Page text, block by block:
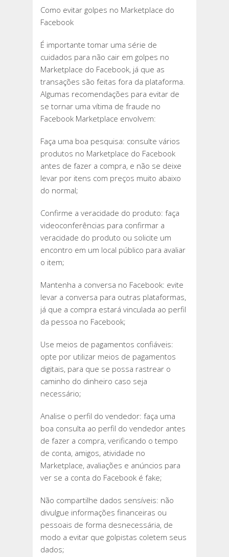
Como evitar golpes no Marketplace do
Facebook
É importante tomar uma série de
cuidados para não cair em golpes no
Marketplace do Facebook, já que as
transações são feitas fora da plataforma.
Algumas recomendações para evitar de
se tornar uma vítima de fraude no
Facebook Marketplace envolvem:
Faça uma boa pesquisa: consulte vários
produtos no Marketplace do Facebook
antes de fazer a compra, e não se deixe
levar por itens com preços muito abaixo
do normal;
Confirme a veracidade do produto: faça
videoconferências para confirmar a
veracidade do produto ou solicite um
encontro em um local público para avaliar
o item;
Mantenha a conversa no Facebook: evite
levar a conversa para outras plataformas,
já que a compra estará vinculada ao perfil
da pessoa no Facebook;
Use meios de pagamentos confiáveis:
opte por utilizar meios de pagamentos
digitais, para que se possa rastrear o
caminho do dinheiro caso seja
necessário;
Analise o perfil do vendedor: faça uma
boa consulta ao perfil do vendedor antes
de fazer a compra, verificando o tempo
de conta, amigos, atividade no
Marketplace, avaliações e anúncios para
ver se a conta do Facebook é fake;
Não compartilhe dados sensíveis: não
divulgue informações financeiras ou
pessoais de forma desnecessária, de
modo a evitar que golpistas coletem seus
dados;